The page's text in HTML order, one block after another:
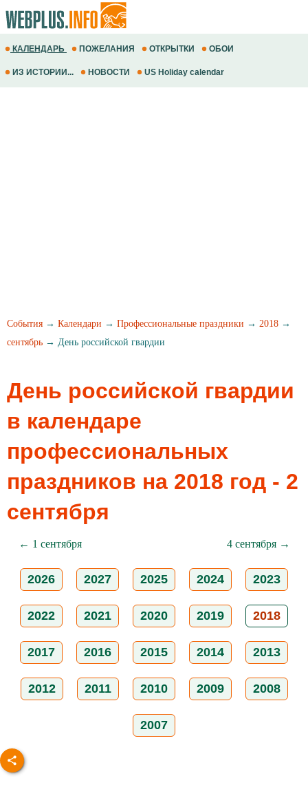
КАЛЕНДАРЬ ПОЖЕЛАНИЯ ОТКРЫТКИ ОБОИ
ИЗ ИСТОРИИ... НОВОСТИ US Holiday calendar
События → Календари → Профессиональные праздники → 2018 →
сентябрь → День российской гвардии
День российской гвардии
в календаре
профессиональных
праздников на 2018 год - 2
сентября
← 1 сентября 4 сентября →
2026 2027 2025 2024 2023
2022 2021 2020 2019 2018
2017 2016 2015 2014 2013
2012 2011 2010 2009 2008
2007